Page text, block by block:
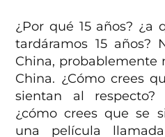
¿Por qué 15 años?
tardáramos 15 años?
China, probablemente
China. ¿Cómo crees
sientan al respecto?
¿cómo crees que se
una película